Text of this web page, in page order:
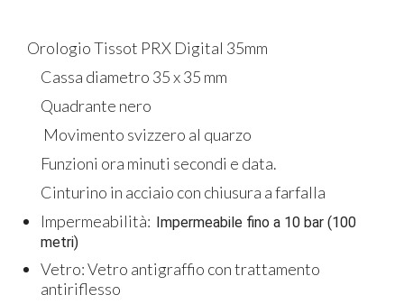
Orologio Tissot PRX Digital 35mm
Cassa diametro 35 x 35 mm
Quadrante nero
Movimento svizzero al quarzo
Funzioni ora minuti secondi e data.
Cinturino in acciaio con chiusura a farfalla
Impermeabilità: Impermeabile fino a 10 bar (100
metri)
Vetro: Vetro antigraffio con trattamento
antiriflesso